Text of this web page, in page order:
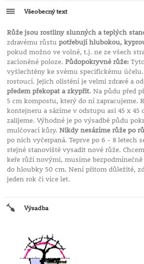
Všeobecný text
Růže jsou rostliny slunných a teplých
zdravému růstu potřebují hlubokou,
pokud možno ve volné, t.j. ne ze všech
zacloněné poloze. Půdopokryvné růže:
vyšlechtěny ke svému specifickému
rostoucí. Jejich olistění je velmi zdravé a
předem překopat a zkypřit.Na půdu před
5 cm kompostu, který do ní zapracujeme.
kontejneru a sázíme v odstupu asi 45 x 45
zalijeme. Výhodné je po výsadbě půdu
mulčovací kůry. Nikdy nesázíme růže po
po nich vyčerpaná. Teprve po 6 - 8 letech
stejné stanoviště vysadit nové růže.
keře růží novými, musíme
do hloubky 50 cm. Není přitom důležité,
jeden rok či více let.
Výsadba